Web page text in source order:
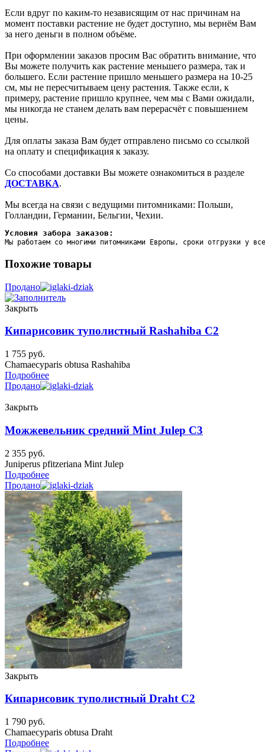
Если вдруг по каким-то независящим от нас причинам на
момент поставки растение не будет доступно, мы вернём Вам
за него деньги в полном объёме.
При оформлении заказов просим Вас обратить внимание, что
Вы можете получить как растение меньшего размера, так и
большего. Если растение пришло меньшего размера на 10-25
см, мы не пересчитываем цену растения. Также если, к
примеру, растение пришло крупнее, чем мы с Вами ожидали,
мы никогда не станем делать вам перерасчёт с повышением
цены.
Для оплаты заказа Вам будет отправлено письмо со ссылкой
на оплату и спецификация к заказу.
Со способами доставки Вы можете ознакомиться в разделе
ДОСТАВКА.
Мы всегда на связи с ведущими питомниками: Польши,
Голландии, Германии, Бельгии, Чехии.
Условия забора заказов:
Мы работаем со многими питомниками Европы, сроки отгрузки у
Похожие товары
Продано
Закрыть
Кипарисовик туполистный Rashahiba C2
1 755 руб.
Chamaecyparis obtusa Rashahiba
Подробнее
Продано
Закрыть
Можжевельник средний Mint Julep C3
2 355 руб.
Juniperus pfitzeriana Mint Julep
Подробнее
Продано
Закрыть
Кипарисовик туполистный Draht C2
1 790 руб.
Chamaecyparis obtusa Draht
Подробнее